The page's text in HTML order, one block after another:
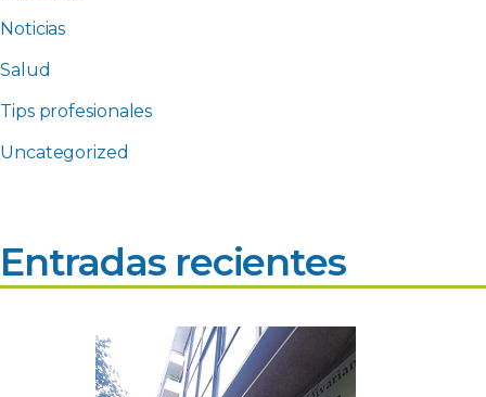
Noticias
Salud
Tips profesionales
Uncategorized
Entradas recientes